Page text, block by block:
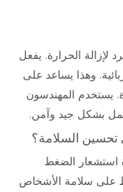
لإزالة الحرارة. يفعل
وهذا يساعد على
يستخدم المهندسون
بشكل جيد وآمن.
تحسين السلامة؟
استشعار الضغط
على سلامة الأشخاص